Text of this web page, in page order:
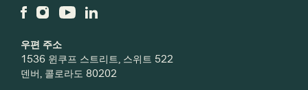
우편 주소
1536 윈쿠프 스트리트, 스위트 522
덴버, 콜로라도 80202